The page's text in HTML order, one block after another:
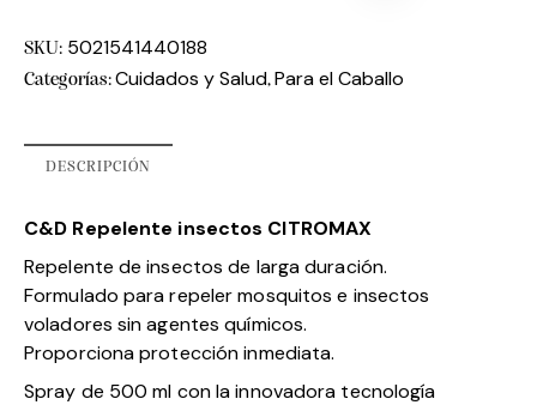
SKU: 5021541440188
Categorías:Cuidados y Salud, Para el Caballo
DESCRIPCIÓN
C&D Repelente insectos CITROMAX
Repelente de insectos de larga duración.
Formulado para repeler mosquitos e insectos
voladores sin agentes químicos.
Proporciona protección inmediata.
Spray de 500 ml con la innovadora tecnología